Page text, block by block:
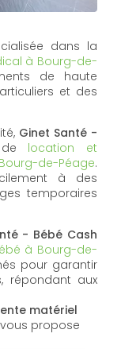
dans la
à Bourg-de-
de haute
et des
Ginet Santé -
location et
de-Péage.
à des
temporaires
- Bébé Cash
à Bourg-de-
pour garantir
répondant aux
matériel
vous propose